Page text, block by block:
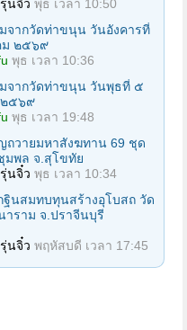
นจิ๋ว พุธ เวลา 10:50
มจากวัดท่าขนุน วันอังคารที่
ม ๒๕๖๙
พุธ เวลา 10:36
มจากวัดท่าขนุน วันพุธที่ ๕
๒๕๖๙
พุธ เวลา 19:48
ถวายมหาสังฆทาน 69 ชุด
มพล จ.สุโขทัย
นจิ๋ว พุธ เวลา 10:34
ฐินสมทบทุนสร้างอุโบสถ วัด
าราม จ.ปราจีนบุรี
นจิ๋ว พฤหัสบดี เวลา 17:45